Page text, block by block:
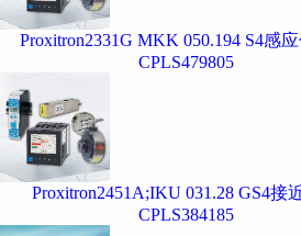
Proxitron2331G MKK 050.194 S4感
CPLS479805
Proxitron2451A;IKU 031.28 GS4接
CPLS384185